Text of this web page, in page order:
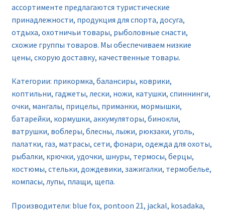
Контакты
ассортименте предлагаются туристические
принадлежности, продукция для спорта, досуга,
отдыха, охотничьи товары, рыболовные снасти,
схожие группы товаров. Мы обеспечиваем низкие
цены, скорую доставку, качественные товары.
Категории: прикормка, балансиры, коврики,
коптильни, гаджеты, лески, ножи, катушки, спиннинги,
очки, мангалы, прицелы, приманки, мормышки,
батарейки, кормушки, аккумуляторы, бинокли,
ватрушки, воблеры, блесны, лыжи, рюкзаки, уголь,
палатки, газ, матрасы, сети, фонари, одежда для охоты,
рыбалки, крючки, удочки, шнуры, термосы, берцы,
костюмы, стельки, дождевики, зажигалки, термобелье,
компасы, лупы, плащи, щепа.
Производители: blue fox, pontoon 21, jackal, kosadaka,